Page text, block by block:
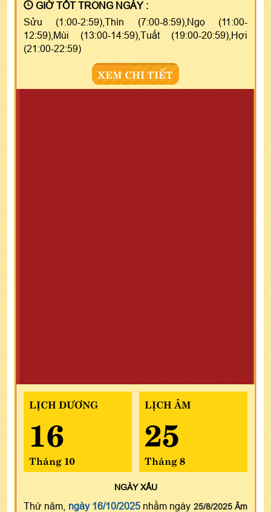
GIỜ TỐT TRONG NGÀY :
Sửu (1:00-2:59),Thìn (7:00-8:59),Ngọ (11:00-
12:59),Mùi (13:00-14:59),Tuất (19:00-20:59),Hợi
(21:00-22:59)
XEM CHI TIẾT
LỊCH DƯƠNG
16
Tháng 10
LỊCH ÂM
25
Tháng 8
NGÀYXẤU
Thứ năm, ngày 16/10/2025nhằm ngày 25/8/2025 Âm